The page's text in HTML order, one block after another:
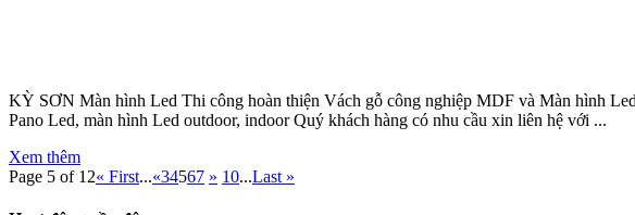
KỲ SƠN Màn hình Led Thi công hoàn thiện Vách gỗ công nghiệp MDF và Màn hình
Pano Led, màn hình Led outdoor, indoor Quý khách hàng có nhu cầu xin liên hệ với ...
Xem thêm
Page 5 of 12« First...«34567 » 10...Last »